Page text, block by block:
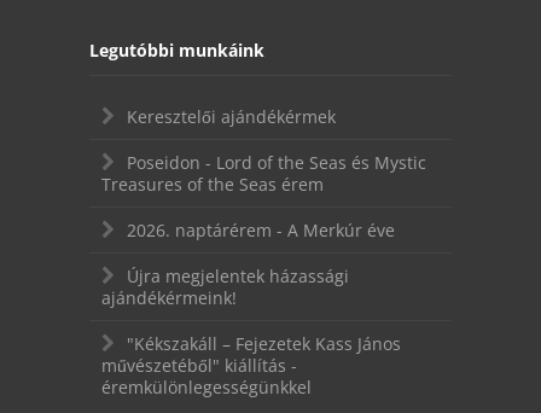
Legutóbbi munkáink
Keresztelői ajándékérmek
Poseidon - Lord of the Seas és Mystic
Treasures of the Seas érem
2026. naptárérem - A Merkúr éve
Újra megjelentek házassági
ajándékérmeink!
"Kékszakáll – Fejezetek Kass János
művészetéből" kiállítás -
éremkülönlegességünkkel